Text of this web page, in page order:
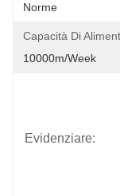
Norme
Capacità Di
10000m/week
Evidenziare: